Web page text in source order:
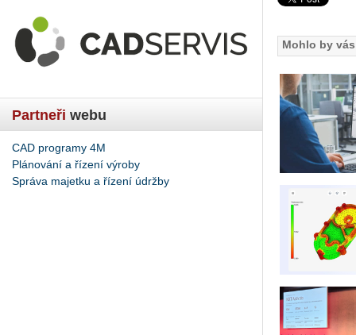
Partneři webu
CAD programy 4M
Plánování a řízení výroby
Správa majetku a řízení údržby
Mohlo by